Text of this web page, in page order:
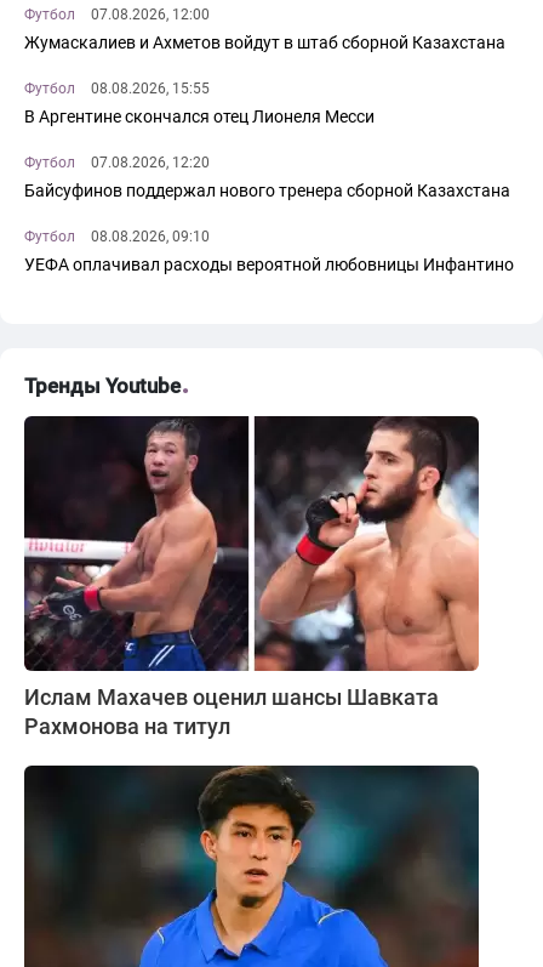
Футбол 07.08.2026, 12:00
Жумаскалиев и Ахметов войдут в штаб сборной Казахстана
Футбол 08.08.2026, 15:55
В Аргентине скончался отец Лионеля Месси
Футбол 07.08.2026, 12:20
Байсуфинов поддержал нового тренера сборной Казахстана
Футбол 08.08.2026, 09:10
УЕФА оплачивал расходы вероятной любовницы Инфантино
Тренды Youtube
Ислам Махачев оценил шансы Шавката
Рахмонова на титул